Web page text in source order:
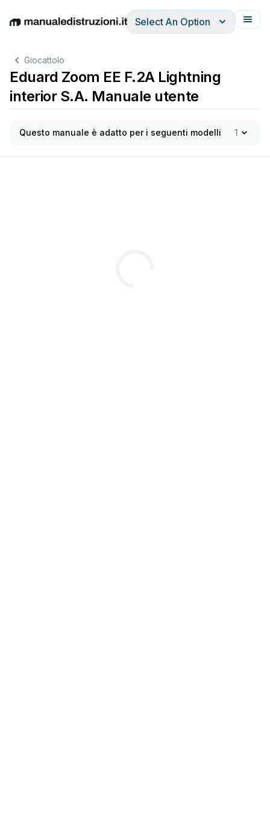
EnglishDeutschEspañolItalianoFrançais
Select An Option
Giocattolo
Eduard Zoom EE F.2A Lightning
interior S.A. Manuale utente
Questo manuale è adatto per i seguenti modelli 1